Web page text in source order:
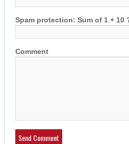
Spam protection: Sum of 1 + 10
Comment